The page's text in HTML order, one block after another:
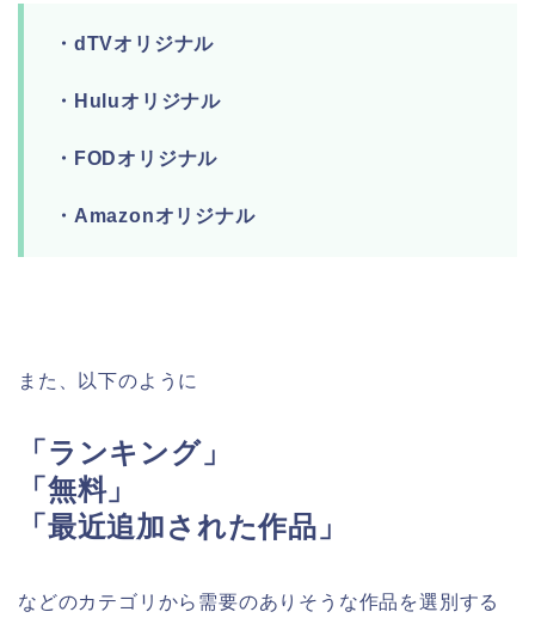
・dTVオリジナル
・Huluオリジナル
・FODオリジナル
・Amazonオリジナル
また、以下のように
「ランキング」
「無料」
「最近追加された作品」
などのカテゴリから需要のありそうな作品を選別する